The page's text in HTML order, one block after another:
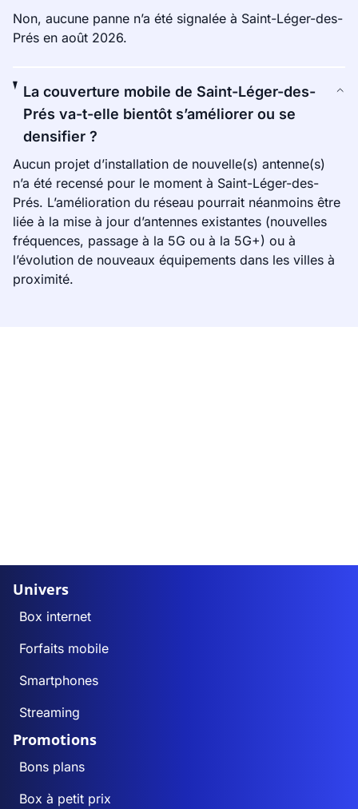
Non, aucune panne n’a été signalée à Saint-Léger-des-
Prés en août 2026.
La couverture mobile de Saint-Léger-des-
Prés va-t-elle bientôt s’améliorer ou se
densifier ?
Aucun projet d’installation de nouvelle(s) antenne(s)
n’a été recensé pour le moment à Saint-Léger-des-
Prés. L’amélioration du réseau pourrait néanmoins être
liée à la mise à jour d’antennes existantes (nouvelles
fréquences, passage à la 5G ou à la 5G+) ou à
l’évolution de nouveaux équipements dans les villes à
proximité.
Univers
Box internet
Forfaits mobile
Smartphones
Streaming
Promotions
Bons plans
Box à petit prix